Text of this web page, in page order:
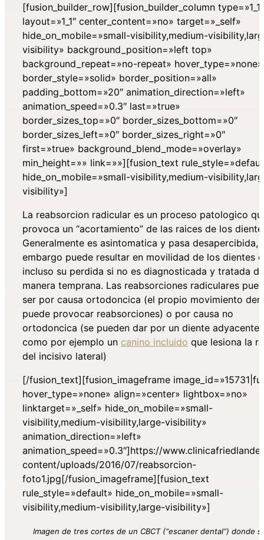
[fusion_builder_row][fusion_builder_column type=»1_1″
layout=»1_1″ center_content=»no» target=»_self»
hide_on_mobile=»small-visibility,medium-
visibility» background_position=»left top»
background_repeat=»no-repeat» hover_type=»none»
border_style=»solid» border_position=»all»
padding_bottom=»20″ animation_direction=»left»
animation_speed=»0.3″ last=»true»
border_sizes_top=»0″ border_sizes_bottom=»0″
border_sizes_left=»0″ border_sizes_right=»0″
first=»true» background_blend_mode=»overlay»
min_height=»» link=»»][fusion_text
hide_on_mobile=»small-visibility,medium-
visibility»]
La reabsorcion radicular es un proceso patologico
provoca un “acortamiento” de las raices de los
Generalmente es asintomatica y pasa desapercibida,
embargo puede resultar en movilidad de los dientes e
incluso su perdida si no es diagnosticada y tratada de
manera temprana. Las reabsorciones radiculares
ser por causa ortodoncica (el propio movimiento
puede provocar reabsorciones) o por causa no
ortodoncica (se pueden dar por un diente adyacente,
como por ejemplo un canino incluido que lesiona la
del incisivo lateral)
[/fusion_text][fusion_imageframe
hover_type=»none» align=»center» lightbox=»no»
linktarget=»_self» hide_on_mobile=»small-
visibility,medium-visibility,large-visibility»
animation_direction=»left»
animation_speed=»0.3″]https://
content/uploads/2016/07/reabsorcion-
foto1.jpg[/fusion_imageframe][fusion_text
rule_style=»default» hide_on_mobile=»small-
visibility,medium-visibility,large-visibility»]
Imagen de tres cortes de un CBCT (“escaner dental”) donde